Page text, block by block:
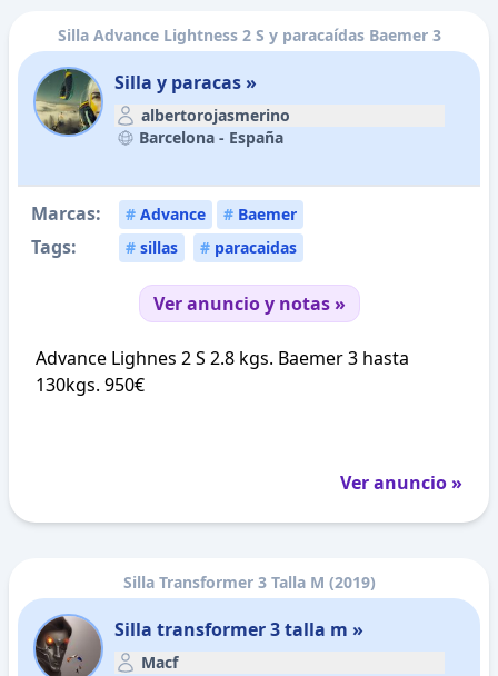
Silla Advance Lightness 2 S y paracaídas Baemer 3
Silla y paracas »
albertorojasmerino
Barcelona - España
Marcas: # Advance # Baemer
Tags: # sillas # paracaidas
Ver anuncio y notas »
Advance Lighnes 2 S 2.8 kgs. Baemer 3 hasta
130kgs. 950€
Ver anuncio »
Silla Transformer 3 Talla M (2019)
Silla transformer 3 talla m »
Macf